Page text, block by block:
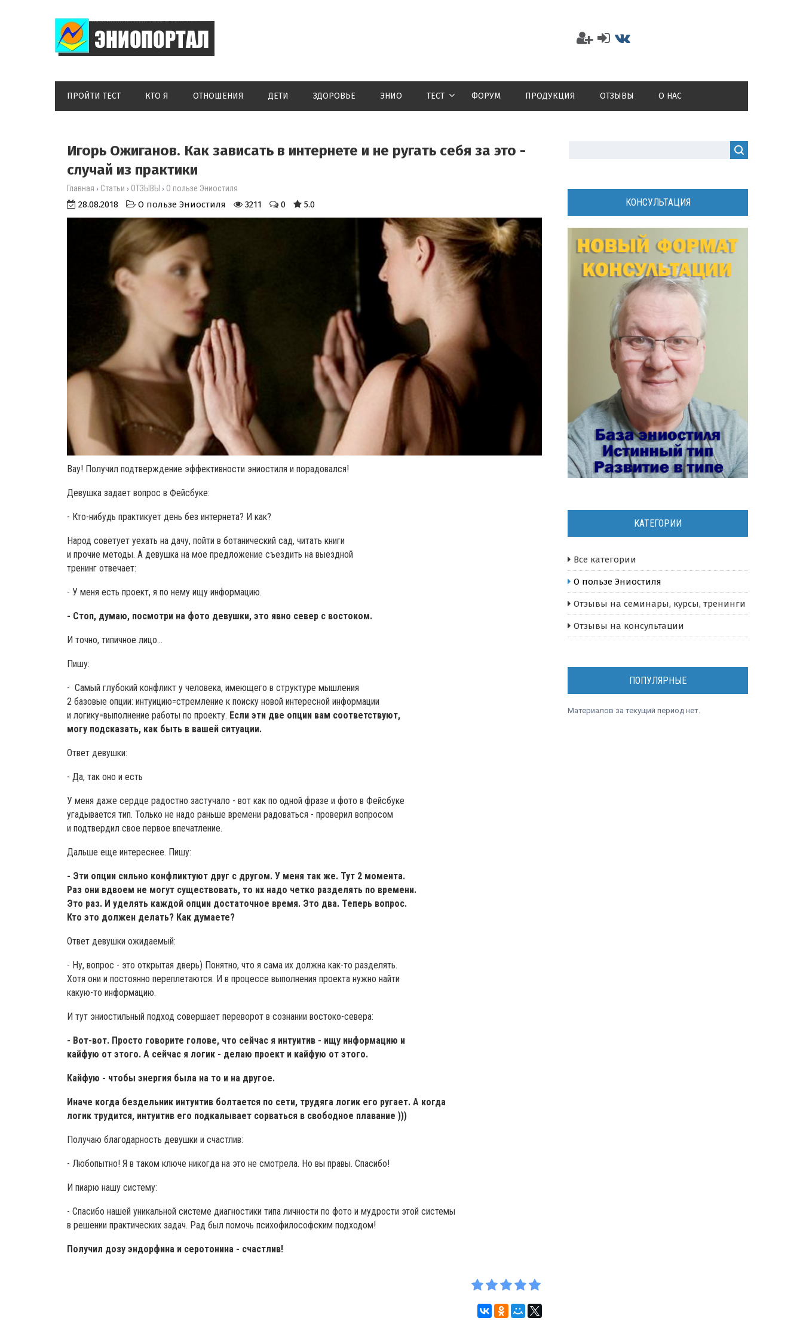
ПРОЙТИ ТЕСТ КТО Я ОТНОШЕНИЯ ДЕТИ ЗДОРОВЬЕ ЭНИО ТЕСТ ФОРУМ ПРОДУКЦИЯ ОТЗЫВЫ О НАС
Игорь Ожиганов. Как зависать в интернете и не ругать себя за это -
случай из практики
Главная › Статьи › ОТЗЫВЫ › О пользе Эниостиля
28.08.2018 О пользе Эниостиля 3211 0 5.0
Вау! Получил подтверждение эффективности эниостиля и порадовался!
Девушка задает вопрос в Фейсбуке:
- Кто-нибудь практикует день без интернета? И как?
Народ советует уехать на дачу, пойти в ботанический сад, читать книги
и прочие методы. А девушка на мое предложение съездить на выездной
тренинг отвечает:
- У меня есть проект, я по нему ищу информацию.
- Стоп, думаю, посмотри на фото девушки, это явно север с востоком.
И точно, типичное лицо...
Пишу:
- Самый глубокий конфликт у человека, имеющего в структуре мышления
2 базовые опции: интуицию=стремление к поиску новой интересной информации
и логику=выполнение работы по проекту. Если эти две опции вам соответствуют,
могу подсказать, как быть в вашей ситуации.
Ответ девушки:
- Да, так оно и есть
У меня даже сердце радостно застучало - вот как по одной фразе и фото в Фейсбуке
угадывается тип. Только не надо раньше времени радоваться - проверил вопросом
и подтвердил свое первое впечатление.
Дальше еще интереснее. Пишу:
- Эти опции сильно конфликтуют друг с другом. У меня так же. Тут 2 момента.
Раз они вдвоем не могут существовать, то их надо четко разделять по времени.
Это раз. И уделять каждой опции достаточное время. Это два. Теперь вопрос.
Кто это должен делать? Как думаете?
Ответ девушки ожидаемый:
- Ну, вопрос - это открытая дверь) Понятно, что я сама их должна как-то разделять.
Хотя они и постоянно переплетаются. И в процессе выполнения проекта нужно найти
какую-то информацию.
И тут эниостильный подход совершает переворот в сознании востоко-севера:
- Вот-вот. Просто говорите голове, что сейчас я интуитив - ищу информацию и
кайфую от этого. А сейчас я логик - делаю проект и кайфую от этого.
Кайфую - чтобы энергия была на то и на другое.
Иначе когда бездельник интуитив болтается по сети, трудяга логик его ругает. А когда
логик трудится, интуитив его подкалывает сорваться в свободное плавание )))
Получаю благодарность девушки и счастлив:
- Любопытно! Я в таком ключе никогда на это не смотрела. Но вы правы. Спасибо!
И пиарю нашу систему:
- Спасибо нашей уникальной системе диагностики типа личности по фото и мудрости этой системы
в решении практических задач. Рад был помочь психофилософским подходом!
Получил дозу эндорфина и серотонина - счастлив!
КОНСУЛЬТАЦИЯ
КАТЕГОРИИ
Все категории
О пользе Эниостиля
Отзывы на семинары, курсы, тренинги
Отзывы на консультации
ПОПУЛЯРНЫЕ
Материалов за текущий период нет.